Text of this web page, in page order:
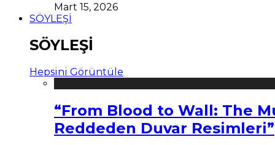
Mart 15, 2026
SÖYLEŞİ
SÖYLEŞİ
Hepsini Görüntüle
“From Blood to Wall: The
Reddeden Duvar Resimleri”